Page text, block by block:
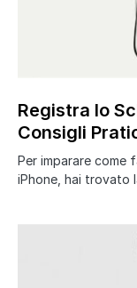
Registra lo
Consigli
Per imparare come
iPhone, hai trovato